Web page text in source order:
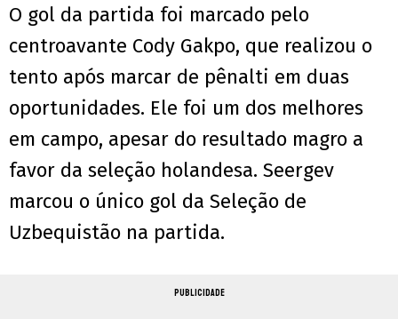
O gol da partida foi marcado pelo
centroavante Cody Gakpo, que realizou o
tento após marcar de pênalti em duas
oportunidades. Ele foi um dos melhores
em campo, apesar do resultado magro a
favor da seleção holandesa. Seergev
marcou o único gol da Seleção de
Uzbequistão na partida.
PUBLICIDADE